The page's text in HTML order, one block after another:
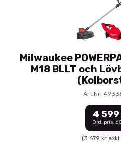
Milwaukee
M18 BLLT och
Art.Nr:
4 599
Ord. pris: 6
(3 679 kr